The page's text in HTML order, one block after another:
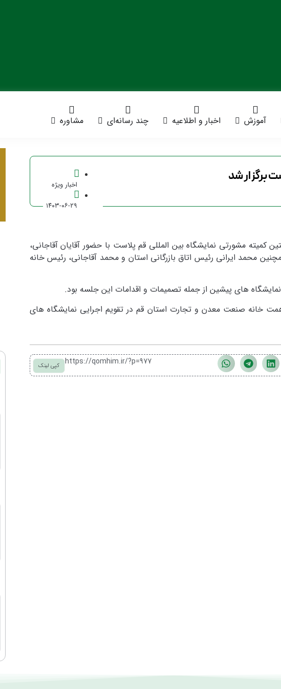
آموزش اخبار و اطلاعیه چند رسانه‌ای مشاوره
برگزار شد
اخبار ویژه
۱۴۰۳-۰۶-۲۹
مشورتی نمایشگاه بین المللی قم پلاست با حضور آقایان آقاجانی،
محمد ایرانی رئیس اتاق بازرگانی استان و محمد آقاجانی، رئیس خانه
نمایشگاه های پیشین از جمله تصمیمات و اقدامات این‌ جلسه بود.
خانه صنعت معدن و تجارت استان قم در تقویم اجرایی نمایشگاه های
کپی لینک https://qomhim.ir/?p=977